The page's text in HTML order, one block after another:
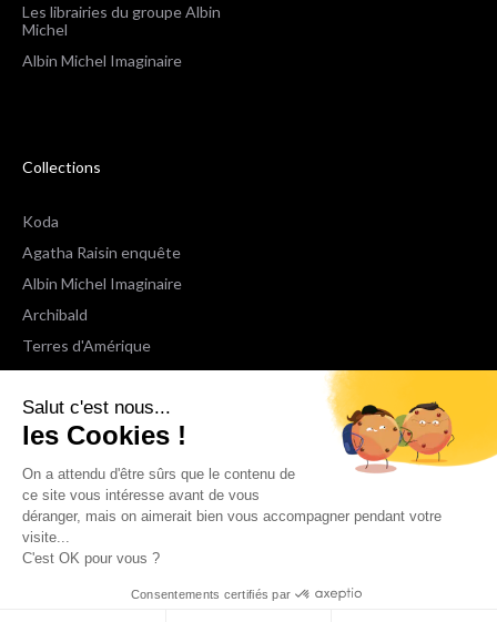
Salut c'est nous...
les Cookies !
On a attendu d'être sûrs que le contenu de
ce site vous intéresse avant de vous
déranger, mais on aimerait bien vous accompagner pendant votre
visite...
C'est OK pour vous ?
Consentements certifiés par
Les librairies du groupe Albin
Michel
Albin Michel Imaginaire
Collections
Koda
Agatha Raisin enquête
Albin Michel Imaginaire
Archibald
Terres d'Amérique
Espaces Libres Poche
NOX
Wiz
Voir toutes les collections
Nous suivre